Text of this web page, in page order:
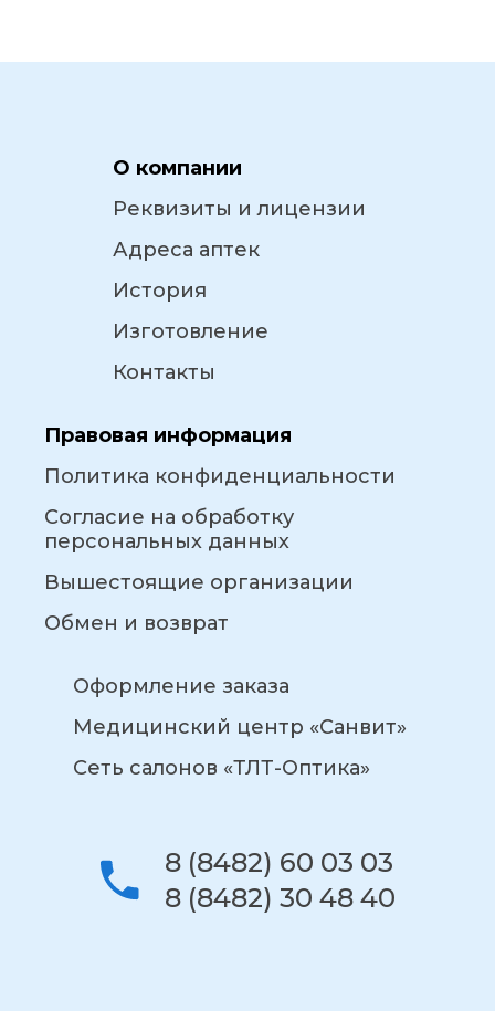
О компании
Реквизиты и лицензии
Адреса аптек
История
Изготовление
Контакты
Правовая информация
Политика конфиденциальности
Согласие на обработку
персональных данных
Вышестоящие организации
Обмен и возврат
Оформление заказа
Медицинский центр «Санвит»
Сеть салонов «ТЛТ-Оптика»
8 (8482) 60 03 03
8 (8482) 30 48 40